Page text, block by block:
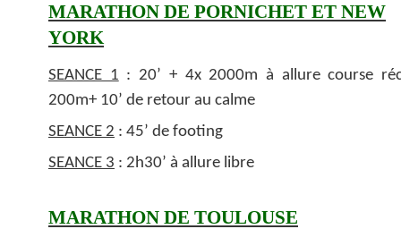
MARATHON DE PORNICHET ET NEW
YORK
SEANCE 1 : 20’ + 4x 2000m à allure course
200m+ 10’ de retour au calme
SEANCE 2 : 45’ de footing
SEANCE 3 : 2h30’ à allure libre
MARATHON DE TOULOUSE